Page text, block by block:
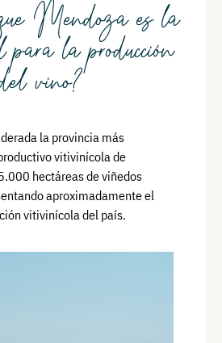
Mendoza es la
la producción
vino?
la provincia más
vitivinícola de
hectáreas de viñedos
aproximadamente el
vitivinícola del país.